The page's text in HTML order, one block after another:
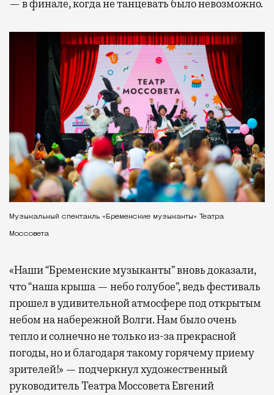
— в финале, когда не танцевать было невозможно.
Музыкальный спектакль «Бременские музыканты» Театра
Моссовета
«Наши “Бременские музыканты” вновь доказали,
что “наша крыша — небо голубое”, ведь фестиваль
прошел в удивительной атмосфере под открытым
небом на набережной Волги. Нам было очень
тепло и солнечно не только из-за прекрасной
погоды, но и благодаря такому горячему приему
зрителей!» — подчеркнул художественный
руководитель Театра Моссовета Евгений